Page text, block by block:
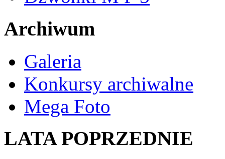
Archiwum
Galeria
Konkursy archiwalne
Mega Foto
LATA POPRZEDNIE